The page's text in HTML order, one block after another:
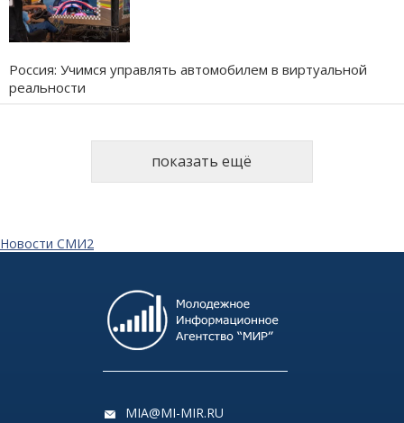
Россия: Учимся управлять автомобилем в виртуальной
реальности
показать ещё
Новости СМИ2
MIA@MI-MIR.RU